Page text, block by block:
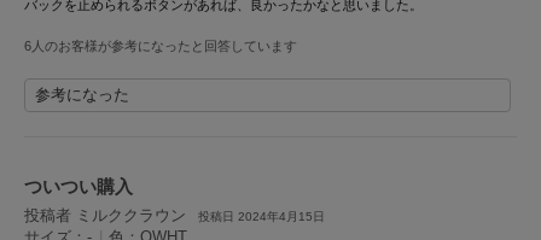
FURFUR
ジェラート ピケ
GELATO PIQUE CAT&DOG
バックを止められるボタンがあれば、良かったかなと思いました。
6人のお客様が参考になったと回答しています
参考になった
ついつい購入
投稿者 ミルククラウン 投稿日 2024年4月15日